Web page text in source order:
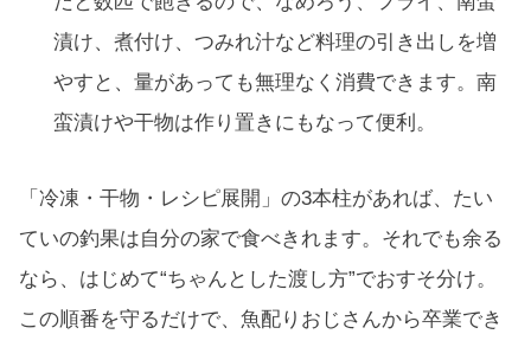
漬け、煮付け、つみれ汁など料理の引き出しを増
やすと、量があっても無理なく消費できます。南
蛮漬けや干物は作り置きにもなって便利。
「冷凍・干物・レシピ展開」の3本柱があれば、たい
ていの釣果は自分の家で食べきれます。それでも余る
なら、はじめて“ちゃんとした渡し方”でおすそ分け。
この順番を守るだけで、魚配りおじさんから卒業でき